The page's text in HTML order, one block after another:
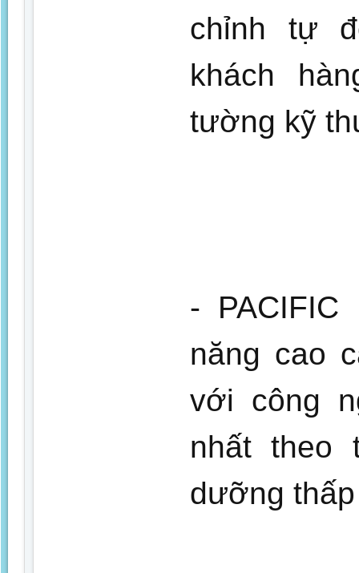
chỉnh tự
khách
tường kỹ
-
năng cao
với công
nhất theo
dưỡng